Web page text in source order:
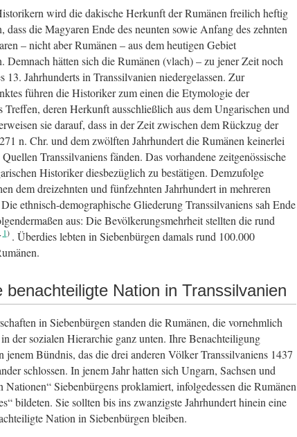
wird die dakische Herkunft der Rumänen freilich heftig
dass die Magyaren Ende des neunten sowie Anfang des zehnten
– nicht aber Rumänen – aus dem heutigen Gebiet
Demnach hätten sich die Rumänen (vlach) – zu jener Zeit noch
Jahrhunderts in Transsilvanien niedergelassen. Zur
führen die Historiker zum einen die Etymologie der
Treffen, deren Herkunft ausschließlich aus dem Ungarischen und
sie darauf, dass in der Zeit zwischen dem Rückzug der
n. Chr. und dem zwölften Jahrhundert die Rumänen keinerlei
Transsilvaniens fänden. Das vorhandene zeitgenössische
Historiker diesbezüglich zu bestätigen. Demzufolge
dem dreizehnten und fünfzehnten Jahrhundert in mehreren
ethnisch-demographische Gliederung Transsilvaniens sah Ende
aus: Die Bevölkerungsmehrheit stellten die rund
1
. Überdies lebten in Siebenbürgen damals rund 100.000
benachteiligte Nation in Transsilvanien
in Siebenbürgen standen die Rumänen, die vornehmlich
der sozialen Hierarchie ganz unten. Ihre Benachteiligung
jenem Bündnis, das die drei anderen Völker Transsilvaniens 1437
schlossen. In jenem Jahr hatten sich Ungarn, Sachsen und
Nationen“ Siebenbürgens proklamiert, infolgedessen die Rumänen
bildeten. Sie sollten bis ins zwanzigste Jahrhundert hinein eine
Nation in Siebenbürgen bleiben.